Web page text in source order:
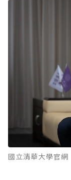
國立清華大學官網